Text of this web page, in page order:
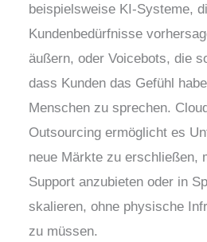
beispielsweise KI-Systeme,
Kundenbedürfnisse
äußern, oder Voicebots, die
dass Kunden das Gefühl
Menschen zu sprechen.
Outsourcing ermöglicht es
neue Märkte zu erschließen,
Support anzubieten oder in
skalieren, ohne physische
zu müssen.